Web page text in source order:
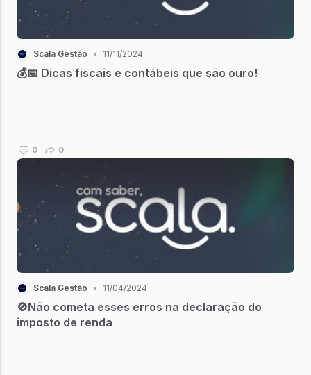
Scala Gestão • 11/11/2024
💰📅 Dicas fiscais e contábeis que são ouro!
0 0
Scala Gestão • 11/04/2024
🚫Não cometa esses erros na declaração do
imposto de renda